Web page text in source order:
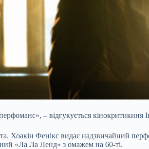
– відгукується кінокритикиня
Хоакін Фенікс видає надзвичайний
«Ла Ла Ленд» з омажем на 60-ті.